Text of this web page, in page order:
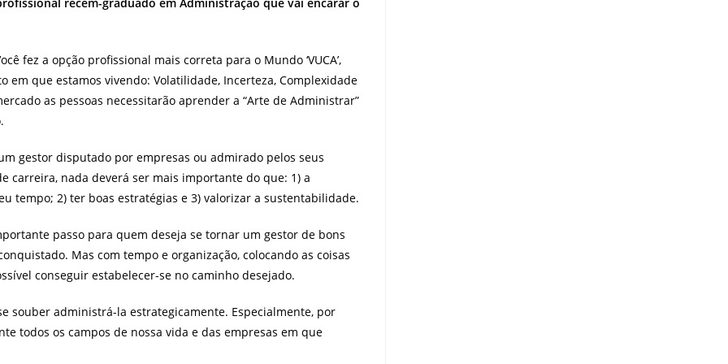
fez a opção profissional mais correta para o Mundo ‘VUCA’,
que estamos vivendo: Volatilidade, Incerteza, Complexidade
as pessoas necessitarão aprender a “Arte de Administrar”
gestor disputado por empresas ou admirado pelos seus
carreira, nada deverá ser mais importante do que: 1) a
tempo; 2) ter boas estratégias e 3) valorizar a sustentabilidade.
passo para quem deseja se tornar um gestor de bons
Mas com tempo e organização, colocando as coisas
conseguir estabelecer-se no caminho desejado.
souber administrá-la estrategicamente. Especialmente, por
todos os campos de nossa vida e das empresas em que